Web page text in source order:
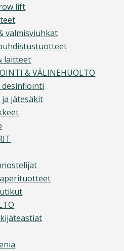
lift
valmisviuhkat
laitteet
& VÄLINEHUOLTO
desinfiointi
ja jätesäkit